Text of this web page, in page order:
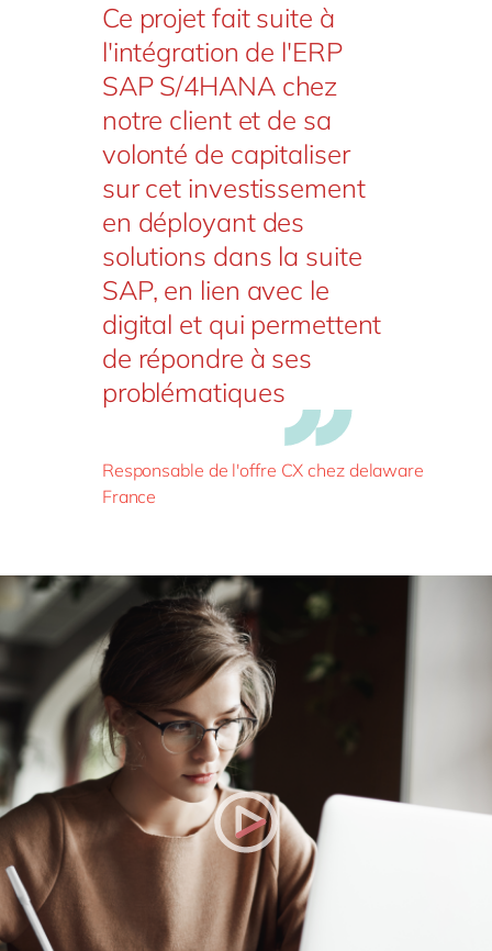
Ce projet fait suite à
l'intégration de l'ERP
SAP S/4HANA chez
notre client et de sa
volonté de capitaliser
sur cet investissement
en déployant des
solutions dans la suite
SAP, en lien avec le
digital et qui permettent
de répondre à ses
problématiques
Responsable de l'offre CX chez delaware
France